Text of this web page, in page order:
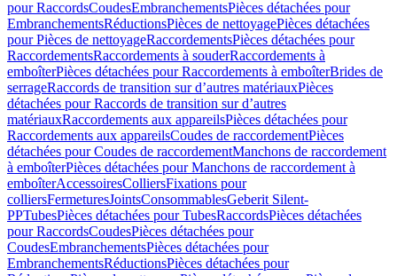
pour RaccordsCoudesEmbranchementsPièces détachées pour
EmbranchementsRéductionsPièces de nettoyagePièces détachées
pour Pièces de nettoyageRaccordementsPièces détachées pour
RaccordementsRaccordements à souderRaccordements à
emboîterPièces détachées pour Raccordements à emboîterBrides de
serrageRaccords de transition sur d’autres matériauxPièces
détachées pour Raccords de transition sur d’autres
matériauxRaccordements aux appareilsPièces détachées pour
Raccordements aux appareilsCoudes de raccordementPièces
détachées pour Coudes de raccordementManchons de raccordement
à emboîterPièces détachées pour Manchons de raccordement à
emboîterAccessoiresColliersFixations pour
colliersFermeturesJointsConsommablesGeberit Silent-
PPTubesPièces détachées pour TubesRaccordsPièces détachées
pour RaccordsCoudesPièces détachées pour
CoudesEmbranchementsPièces détachées pour
EmbranchementsRéductionsPièces détachées pour